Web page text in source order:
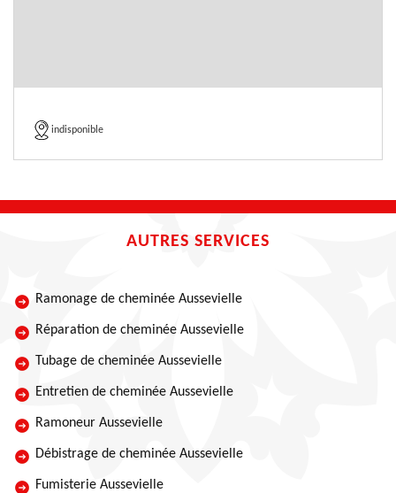
indisponible
AUTRES SERVICES
Ramonage de cheminée Aussevielle
Réparation de cheminée Aussevielle
Tubage de cheminée Aussevielle
Entretien de cheminée Aussevielle
Ramoneur Aussevielle
Débistrage de cheminée Aussevielle
Fumisterie Aussevielle